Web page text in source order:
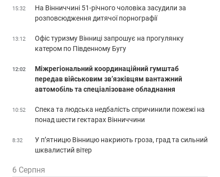
15:32
На Вінниччині 51-річного чоловіка засудили за
розповсюдження дитячої порнографії
13:12
Офіс туризму Вінниці запрошує на прогулянку
катером по Південному Бугу
12:02
Міжрегіональний координаційний гумштаб
передав військовим зв’язківцям вантажний
автомобіль та спеціалізоване обладнання
10:52
Спека та людська недбалість спричинили пожежі на
понад шести гектарах Вінниччини
8:32
У п’ятницю Вінницю накриють гроза, град та сильний
шквалистий вітер
6 Серпня